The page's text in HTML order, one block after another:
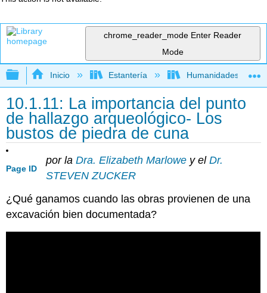
chrome_reader_mode Enter Reader
Mode
Expandir/contraer jerarquía global
Inicio Estantería Humanidades
10.1.11: La importancia del punto
de hallazgo arqueológico- Los
bustos de piedra de cuna
Page ID
por la Dra. Elizabeth Marlowey el Dr.
STEVEN ZUCKER
¿Qué ganamos cuando las obras provienen de una
excavación bien documentada?